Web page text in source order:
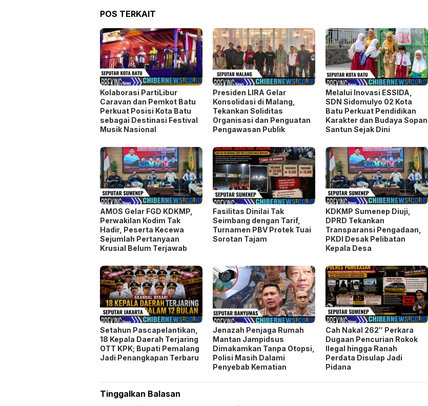
POS TERKAIT
Kolaborasi PartiLibur
Caravan dan Pemkot Batu
Perkuat Posisi Kota Batu
sebagai Destinasi Festival
Musik Nasional
Presiden LIRA Gelar
Konsolidasi di Malang,
Tekankan Soliditas
Organisasi dan Penguatan
Pengawasan Publik
Melalui Inovasi ESSIDA,
SDN Sidomulyo 02 Kota
Batu Perkuat Pendidikan
Karakter dan Budaya Sopan
Santun Sejak Dini
AMOS Gelar FGD KDKMP,
Perwakilan Kodim Tak
Hadir, Peserta Kecewa
Sejumlah Pertanyaan
Krusial Belum Terjawab
Fasilitas Dinilai Tak
Seimbang dengan Tarif,
Turnamen PBV Protek Tuai
Sorotan Tajam
KDKMP Sumenep Diuji,
DPRD Tekankan
Transparansi Pengadaan,
PKDI Desak Pelibatan
Kepala Desa
Setahun Pascapelantikan,
18 Kepala Daerah Terjaring
OTT KPK; Bupati Pemalang
Jadi Penangkapan Terbaru
Jenazah Penjaga Rumah
Mantan Jampidsus
Dimakamkan Tanpa Otopsi,
Polisi Masih Dalami
Penyebab Kematian
Cah Nakal 262″ Perkara
Dugaan Pencurian Rokok
Ilegal hingga Ranah
Perdata Disulap Jadi
Pidana
Tinggalkan Balasan